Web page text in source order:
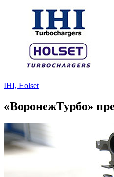
IHI, Holset
«ВоронежТурбо»